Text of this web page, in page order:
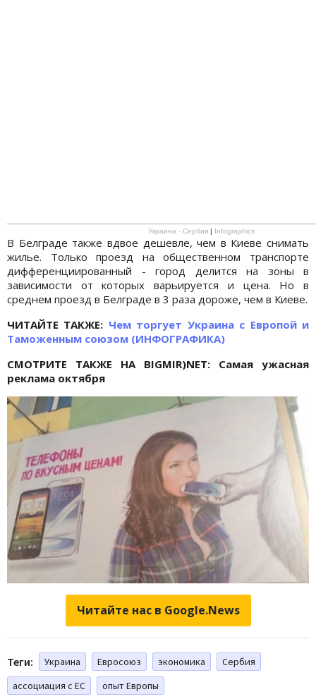
Украина - Сербия | Infographics
В Белграде также вдвое дешевле, чем в Киеве снимать
жилье. Только проезд на общественном транспорте
дифференциированный - город делится на зоны в
зависимости от которых варьируется и цена. Но в
среднем проезд в Белграде в 3 раза дороже, чем в Киеве.
ЧИТАЙТЕ ТАКЖЕ: Чем торгует Украина с Европой и
Таможенным союзом (ИНФОГРАФИКА)
СМОТРИТЕ ТАКЖЕ НА BIGMIR)NET: Самая ужасная
реклама октября
Читайте нас в Google.News
Теги: Украина Евросоюз экономика
Сербия
ассоциация с ЕС
опыт Европы